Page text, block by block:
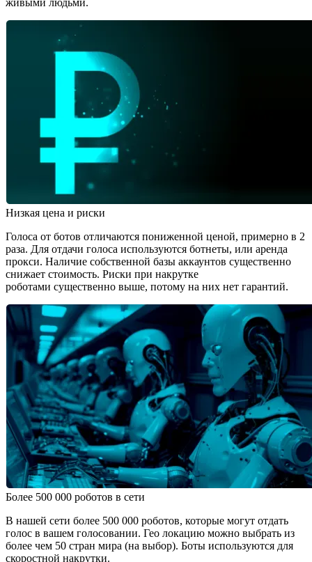
Низкая цена и риски
Голоса от ботов отличаются пониженной ценой, примерно в 2
раза. Для отдачи голоса используются ботнеты, или аренда
прокси. Наличие собственной базы аккаунтов существенно
снижает стоимость. Риски при накрутке
роботами существенно выше, потому на них нет гарантий.
Более 500 000 роботов в сети
В нашей сети более 500 000 роботов, которые могут отдать
голос в вашем голосовании. Гео локацию можно выбрать из
более чем 50 стран мира (на выбор). Боты используются для
скоростной накрутки.